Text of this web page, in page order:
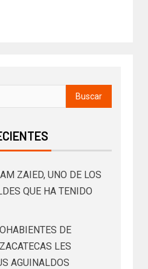
ZAIED, UNO DE LOS
QUE HA TENIDO
DE
LES
AGUINALDOS